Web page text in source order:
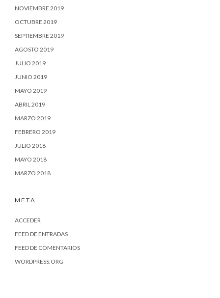
NOVIEMBRE 2019
OCTUBRE 2019
SEPTIEMBRE 2019
AGOSTO 2019
JULIO 2019
JUNIO 2019
MAYO 2019
ABRIL 2019
MARZO 2019
FEBRERO 2019
JULIO 2018
MAYO 2018
MARZO 2018
META
ACCEDER
FEED DE ENTRADAS
FEED DE COMENTARIOS
WORDPRESS.ORG